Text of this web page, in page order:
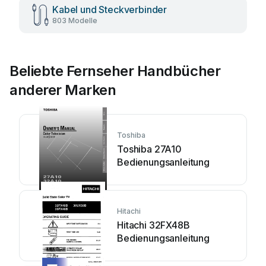
Kabel und Steckverbinder
803 Modelle
Beliebte Fernseher Handbücher
anderer Marken
Toshiba
Toshiba 27A10
Bedienungsanleitung
Hitachi
Hitachi 32FX48B
Bedienungsanleitung